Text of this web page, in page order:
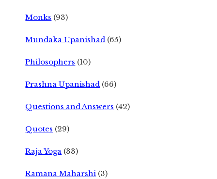
Monks (93)
Mundaka Upanishad (65)
Philosophers (10)
Prashna Upanishad (66)
Questions and Answers (42)
Quotes (29)
Raja Yoga (33)
Ramana Maharshi (3)